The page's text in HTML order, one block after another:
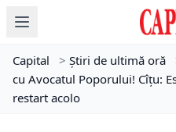
Capital > Știri de ultimă oră
cu Avocatul Poporului! Cîțu:
restart acolo